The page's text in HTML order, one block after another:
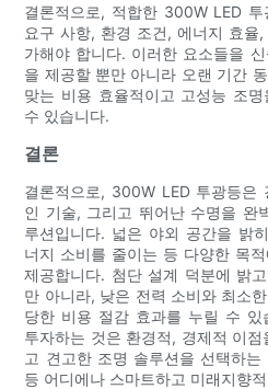
결론적으로, 적합한 300W LED
요구 사항, 환경 조건, 에너지 효
가해야 합니다. 이러한 요소들을
을 제공할 뿐만 아니라 오랜 기간
맞는 비용 효율적이고 고성능 조
수 있습니다.
결론
결론적으로, 300W LED 투광등은
인 기술, 그리고 뛰어난 수명을 완
루션입니다. 넓은 야외 공간을 밝
너지 소비를 줄이는 등 다양한 목
제공합니다. 첨단 설계 덕분에 밝
만 아니라, 낮은 전력 소비와 최소
당한 비용 절감 효과를 누릴 수
투자하는 것은 환경적, 경제적 이
고 견고한 조명 솔루션을 선택하
등 어디에나 스마트하고 미래지향